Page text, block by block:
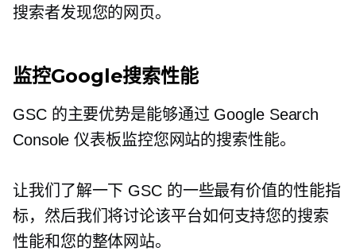
搜索者发现您的网页。
监控Google搜索性能
GSC 的主要优势是能够通过 Google Search
Console 仪表板监控您网站的搜索性能。
让我们了解一下 GSC 的一些最有价值的性能指
标，然后我们将讨论该平台如何支持您的搜索
性能和您的整体网站。